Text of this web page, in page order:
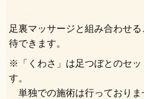
足裏マッサージと組み合わせ
待できます。
※「くわさ」は足つぼとのセッ
す。
単独での施術は行っておりま